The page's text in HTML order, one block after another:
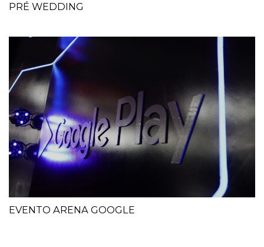
PRÉ WEDDING
EVENTO ARENA GOOGLE